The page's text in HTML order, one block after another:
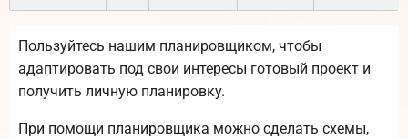
Пользуйтесь нашим планировщиком, чтобы
адаптировать под свои интересы готовый проект и
получить личную планировку.
При помощи планировщика можно сделать схемы,